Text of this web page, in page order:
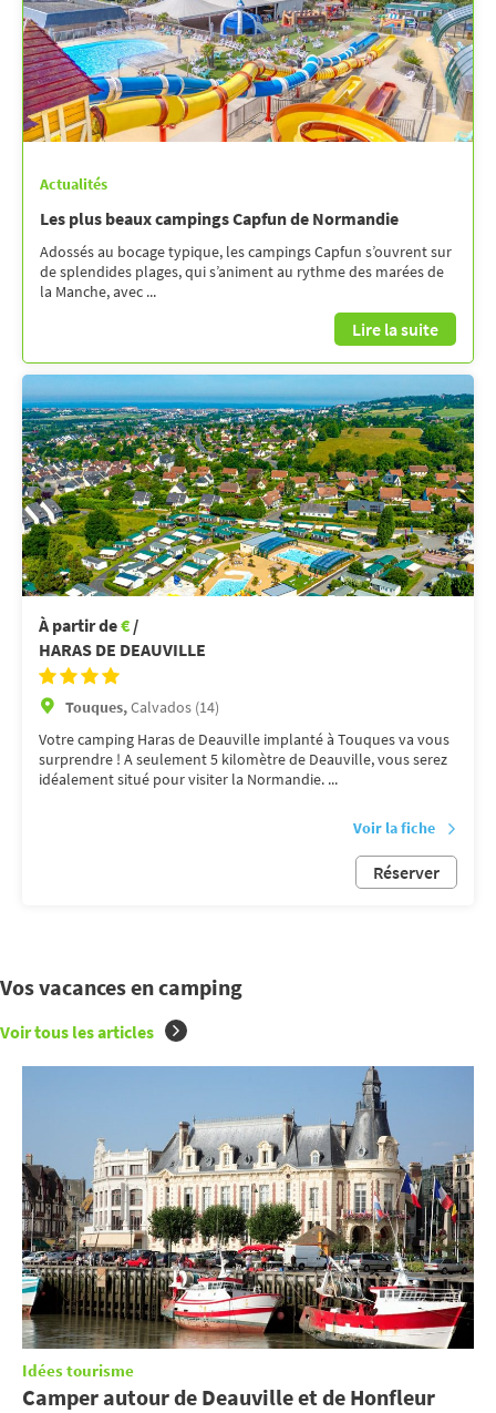
Actualités
Les plus beaux campings Capfun de Normandie
Adossés au bocage typique, les campings Capfun s’ouvrent sur
de splendides plages, qui s’animent au rythme des marées de
la Manche, avec ...
Lire la suite
À partir de€ /
HARAS DE DEAUVILLE
Touques,Calvados (14)
Votre camping Haras de Deauville implanté à Touques va vous
surprendre ! A seulement 5 kilomètre de Deauville, vous serez
idéalement situé pour visiter la Normandie. ...
Voir la fiche
Réserver
Vos vacances en camping
Voir tous les articles
Idées tourisme
Camper autour de Deauville et de Honfleur